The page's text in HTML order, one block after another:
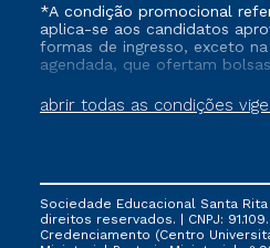
abrir todas as condições
*A condição promocional
aplica-se aos candidatos
formas de ingresso, exceto
agendada, que ofertam
que ainda não tenham
cancelado ou trancado sua
FIES, Prouni e outros
não se acumula com
ofertada pela Instituição.
Sociedade Educacional Santa
direitos reservados. | CNPJ:
Credenciamento (Centro